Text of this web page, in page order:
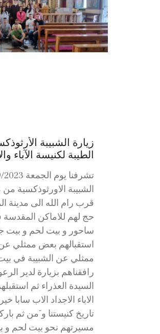
زيارة الشبيبة
الطيبة لكنيسة الآباء
الشبيبة الاورثوذكسية من
قرب رام الله الى مدينة
حج لهم للاماكن
ساحور و بيت لحم و بيت
استقبالهم بعض ممثلي عن
ممثلي عن الشبيبة في
رافقناهم بزيارة لدير
السيدة العذراء ثم
الاباء الاجداد الاب سابا
تاريخ كنيستنا و َمن ثم
مسيرتهم نحو بيت لحم و